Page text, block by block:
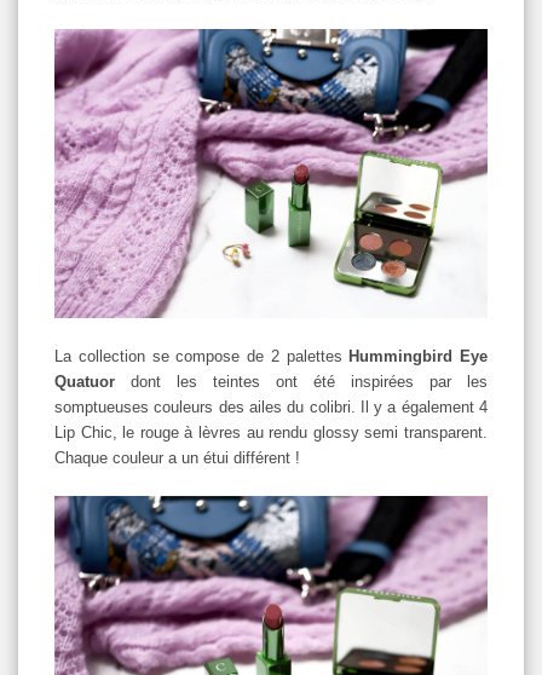
La collection se compose de 2 palettes Hummingbird Eye
Quatuor dont les teintes ont été inspirées par les
somptueuses couleurs des ailes du colibri. Il y a également 4
Lip Chic, le rouge à lèvres au rendu glossy semi transparent.
Chaque couleur a un étui différent !